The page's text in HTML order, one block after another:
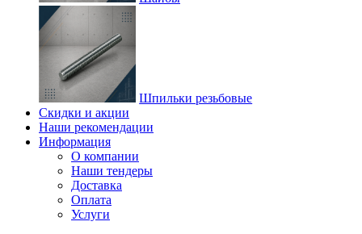
Шпильки резьбовые
Скидки и акции
Наши рекомендации
Информация
О компании
Наши тендеры
Доставка
Оплата
Услуги